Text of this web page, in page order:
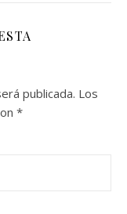
publicada. Los
*